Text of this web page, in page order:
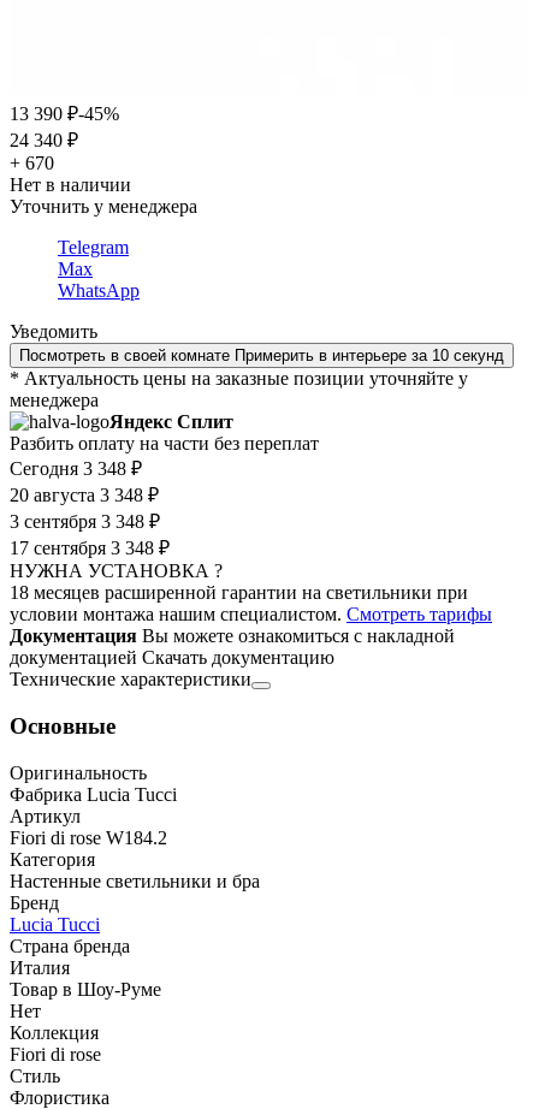
13 390 ₽-45%
24 340 ₽
+ 670
Нет в наличии
Уточнить у менеджера
Telegram
Max
WhatsApp
Уведомить
Посмотреть в своей комнате Примерить в интерьере за 10 секунд
* Актуальность цены на заказные позиции уточняйте у
менеджера
Яндекс Сплит
Разбить оплату на части без переплат
Сегодня 3 348 ₽
20 августа 3 348 ₽
3 сентября 3 348 ₽
17 сентября 3 348 ₽
НУЖНА УСТАНОВКА ?
18 месяцев расширенной гарантии на светильники при
условии монтажа нашим специалистом. Смотреть тарифы
Документация Вы можете ознакомиться с накладной
документацией Скачать документацию
Технические характеристики
Основные
Оригинальность
Фабрика Lucia Tucci
Артикул
Fiori di rose W184.2
Категория
Настенные светильники и бра
Бренд
Lucia Tucci
Страна бренда
Италия
Товар в Шоу-Руме
Нет
Коллекция
Fiori di rose
Стиль
Флористика